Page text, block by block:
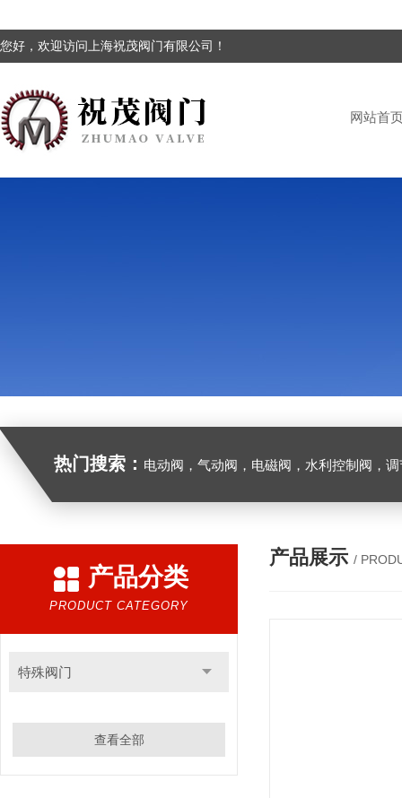
您好，欢迎访问上海祝茂阀门有限公司！
网站首
热门搜索： 电动阀，气动阀，电磁阀，水利控制阀，调节
产品分类
PRODUCT CATEGORY
特殊阀门
查看全部
产品展示 /